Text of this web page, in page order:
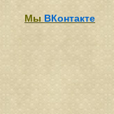
Мы ВКонтакте